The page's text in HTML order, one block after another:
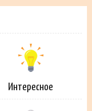
Интересное